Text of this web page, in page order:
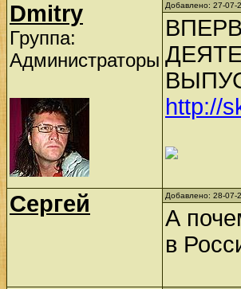
Dmitry
Группа:
Администраторы
Добавлено: 27-07-
http://
Сергей Добавлено: 28-07-
А
в